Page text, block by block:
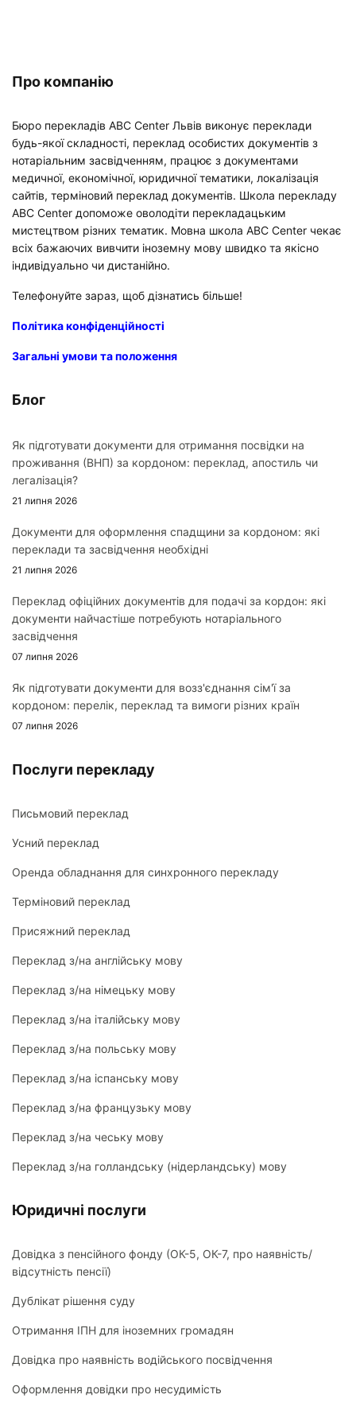
Про компанію
Бюро перекладів ABC Center Львів виконує переклади
будь-якої складності, переклад особистих документів з
нотаріальним засвідченням, працює з документами
медичної, економічної, юридичної тематики, локалізація
сайтів, терміновий переклад документів. Школа перекладу
ABC Center допоможе оволодіти перекладацьким
мистецтвом різних тематик. Мовна школа ABC Center чекає
всіх бажаючих вивчити іноземну мову швидко та якісно
індивідуально чи дистанійно.
Телефонуйте зараз, щоб дізнатись більше!
Політика конфіденційності
Загальні умови та положення
Блог
Як підготувати документи для отримання посвідки на
проживання (ВНП) за кордоном: переклад, апостиль чи
легалізація?
21 липня 2026
Документи для оформлення спадщини за кордоном: які
переклади та засвідчення необхідні
21 липня 2026
Переклад офіційних документів для подачі за кордон: які
документи найчастіше потребують нотаріального
засвідчення
07 липня 2026
Як підготувати документи для возз'єднання сім'ї за
кордоном: перелік, переклад та вимоги різних країн
07 липня 2026
Послуги перекладу
Письмовий переклад
Усний переклад
Оренда обладнання для синхронного перекладу
Терміновий переклад
Присяжний переклад
Переклад з/на англійську мову
Переклад з/на німецьку мову
Переклад з/на італійську мову
Переклад з/на польську мову
Переклад з/на іспанську мову
Переклад з/на французьку мову
Переклад з/на чеську мову
Переклад з/на голландську (нідерландську) мову
Юридичні послуги
Довідка з пенсійного фонду (ОК-5, ОК-7, про наявність/
відсутність пенсії)
Дублікат рішення суду
Отримання ІПН для іноземних громадян
Довідка про наявність водійського посвідчення
Оформлення довідки про несудимість